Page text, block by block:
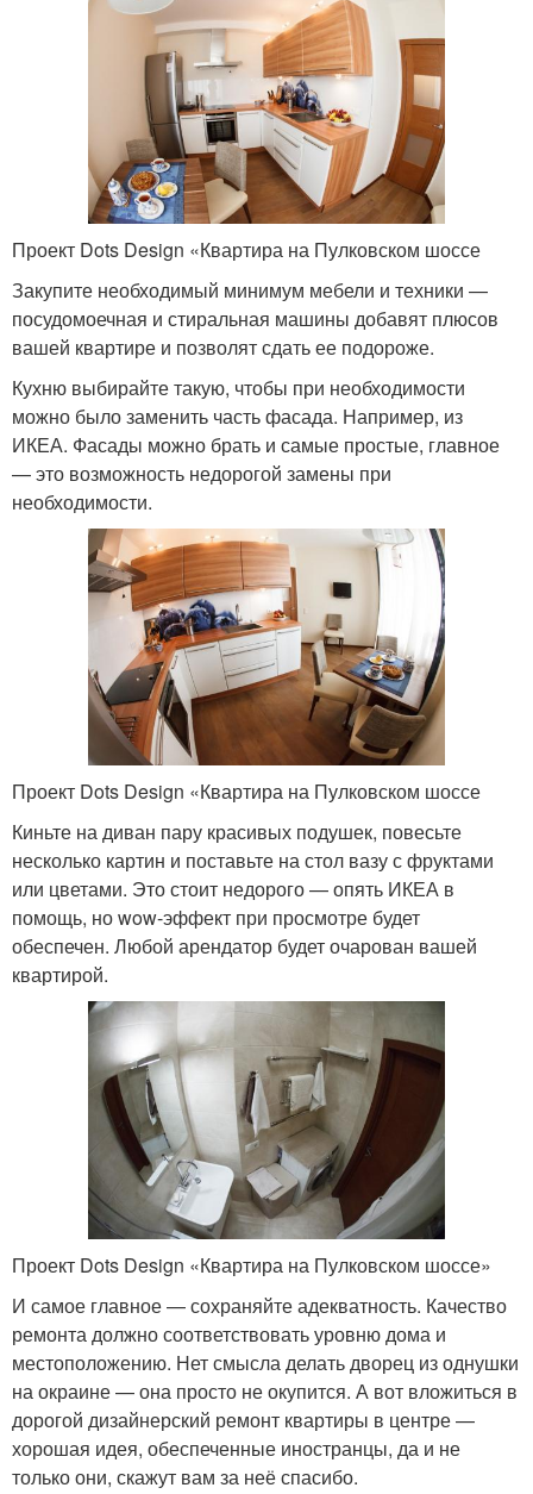
Проект Dots Design «Квартира на Пулковском шоссе
Закупите необходимый минимум мебели и техники —
посудомоечная и стиральная машины добавят плюсов
вашей квартире и позволят сдать ее подороже.
Кухню выбирайте такую, чтобы при необходимости
можно было заменить часть фасада. Например, из
ИКЕА. Фасады можно брать и самые простые, главное
— это возможность недорогой замены при
необходимости.
Проект Dots Design «Квартира на Пулковском шоссе
Киньте на диван пару красивых подушек, повесьте
несколько картин и поставьте на стол вазу с фруктами
или цветами. Это стоит недорого — опять ИКЕА в
помощь, но wow-эффект при просмотре будет
обеспечен. Любой арендатор будет очарован вашей
квартирой.
Проект Dots Design «Квартира на Пулковском шоссе»
И самое главное — сохраняйте адекватность. Качество
ремонта должно соответствовать уровню дома и
местоположению. Нет смысла делать дворец из однушки
на окраине — она просто не окупится. А вот вложиться в
дорогой дизайнерский ремонт квартиры в центре —
хорошая идея, обеспеченные иностранцы, да и не
только они, скажут вам за неё спасибо.